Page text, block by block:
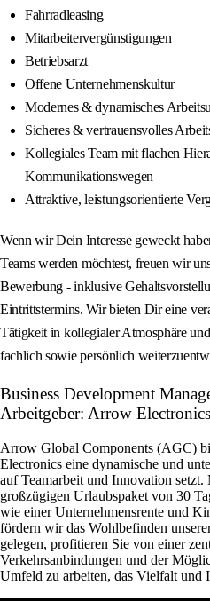
Fahrradleasing
Mitarbeitervergünstigungen
Betriebsarzt
Offene Unternehmenskultur
Modernes & dynamisches
Sicheres & vertrauensvolles
Kollegiales Team mit flachen
Kommunikationswegen
Attraktive, leistungsorientierte
Wenn wir Dein Interesse geweckt
Teams werden möchtest, freuen wir
Bewerbung - inklusive
Eintrittstermins. Wir bieten Dir eine
Tätigkeit in kollegialer Atmosphäre
fachlich sowie persönlich
Business Development
Arbeitgeber: Arrow
Arrow Global Components (AGC)
Electronics eine dynamische und
auf Teamarbeit und Innovation
großzügigen Urlaubspaket von 30
wie einer Unternehmensrente und
fördern wir das Wohlbefinden
gelegen, profitieren Sie von einer
Verkehrsanbindungen und der
Umfeld zu arbeiten, das Vielfalt und